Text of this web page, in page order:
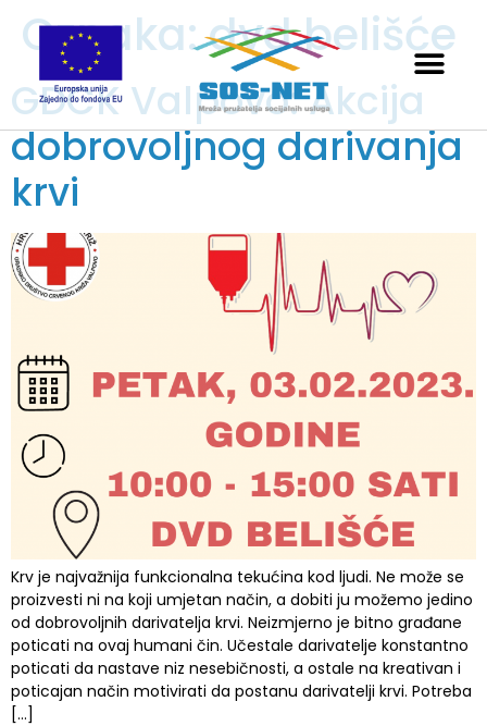
Oznaka:dvd belišće
GDCK Valpovo: Akcija
dobrovoljnog darivanja
krvi
Krv je najvažnija funkcionalna tekućina kod ljudi. Ne može se
proizvesti ni na koji umjetan način, a dobiti ju možemo jedino
od dobrovoljnih darivatelja krvi. Neizmjerno je bitno građane
poticati na ovaj humani čin. Učestale darivatelje konstantno
poticati da nastave niz nesebičnosti, a ostale na kreativan i
poticajan način motivirati da postanu darivatelji krvi. Potreba
[…]